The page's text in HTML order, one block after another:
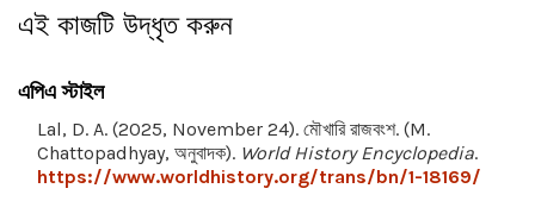
এই কাজটি উদ্ধৃত করুন
এপিএ স্টাইল
Lal, D. A. (2025, November 24). মৌখারি রাজবংশ. (M.
Chattopadhyay, অনুবাদক). World History Encyclopedia.
https://www.worldhistory.org/trans/bn/1-18169/